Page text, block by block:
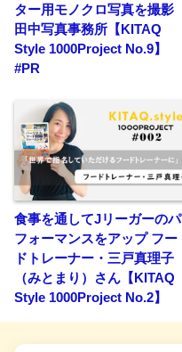
ター用モノクロ写真を撮影
田中写真事務所【KITAQ
Style 1000Project No.9】
#PR
食事を通してJリーガーのパ
フォーマンスをアップ フー
ドトレーナー・三戸真理子
（みとまり）さん【KITAQ
Style 1000Project No.2】